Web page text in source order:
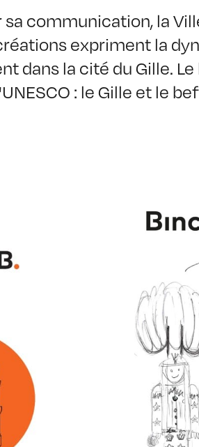
communication, la
expriment la
dans la cité du Gille.
: le Gille et le